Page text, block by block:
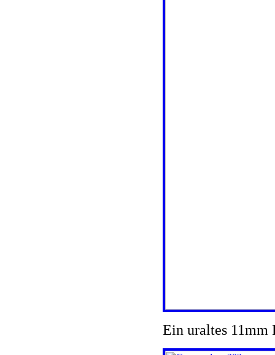
Ein uraltes 11mm